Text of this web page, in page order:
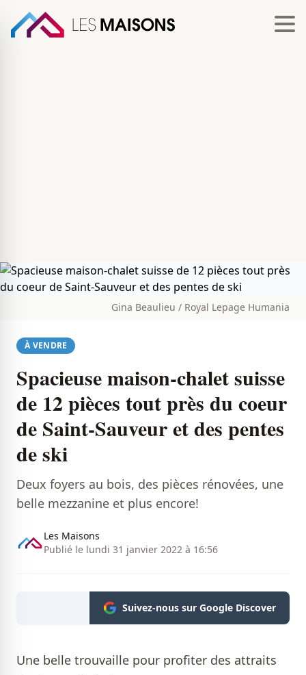
Gina Beaulieu / Royal Lepage Humania
À VENDRE
Spacieuse maison-chalet suisse
de 12 pièces tout près du coeur
de Saint-Sauveur et des pentes
de ski
Deux foyers au bois, des pièces rénovées, une
belle mezzanine et plus encore!
Les Maisons
Publié le lundi 31 janvier 2022 à 16:56
Suivez-nous sur Google Discover
Une belle trouvaille pour profiter des attraits